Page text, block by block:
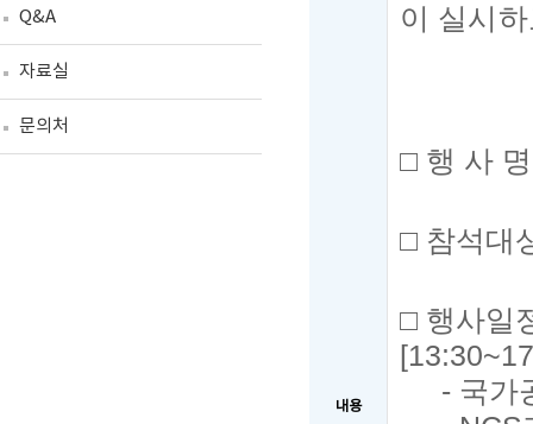
Q&A
자료실
문의처
내용
이 실시
□ 행 사
□ 참석대
□ 행사일
[13:30~
- 국가